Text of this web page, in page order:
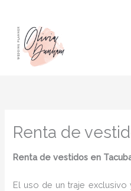
contenido
Renta de
Renta de vestidos en
El uso de un traje